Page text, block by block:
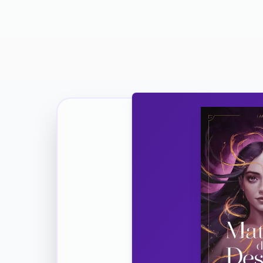
Vuoi
Ricevi la Tua Copia